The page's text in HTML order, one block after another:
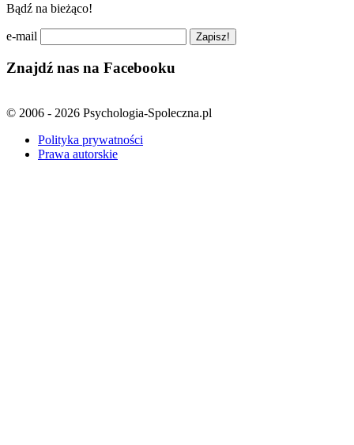
Bądź na bieżąco!
e-mail
Znajdź nas na Facebooku
© 2006 - 2026 Psychologia-Spoleczna.pl
Polityka prywatności
Prawa autorskie